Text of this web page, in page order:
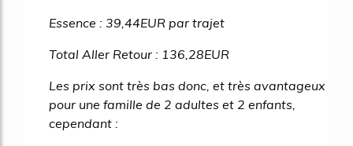
Essence : 39,44EUR par trajet
Total Aller Retour : 136,28EUR
Les prix sont très bas donc, et très avantageux
pour une famille de 2 adultes et 2 enfants,
cependant :